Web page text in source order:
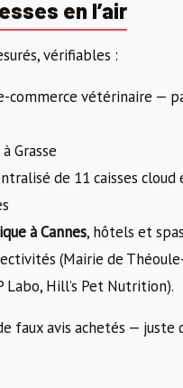
en l’air
vérifiables :
commerce vétérinaire —
Grasse
de 11 caisses
à Cannes, hôtels et
(Mairie de
Labo, Hill’s Pet Nutrition).
faux avis achetés — juste